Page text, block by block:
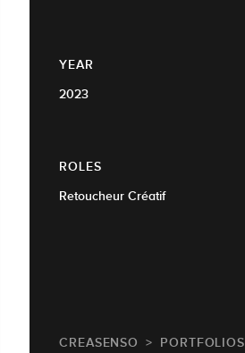
YEAR
2023
ROLES
Retoucheur Créatif
CREASENSO PORTFOLIOS